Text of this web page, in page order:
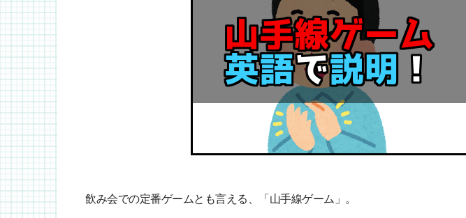
飲み会での定番ゲームとも言える、「山手線ゲーム」。